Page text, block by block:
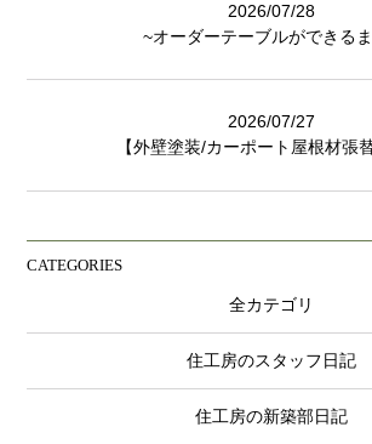
2026/07/28
~オーダーテーブルができる
2026/07/27
【外壁塗装/カーポート屋根材張
CATEGORIES
全カテゴリ
住工房のスタッフ日記
住工房の新築部日記